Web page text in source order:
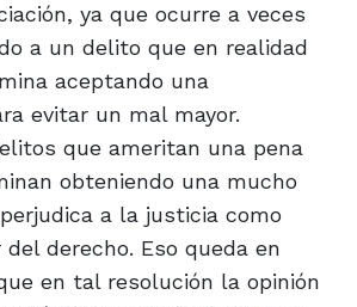
ya que ocurre a veces
a un delito que en realidad
aceptando una
evitar un mal mayor.
que ameritan una pena
obteniendo una mucho
a la justicia como
derecho. Eso queda en
en tal resolución la opinión